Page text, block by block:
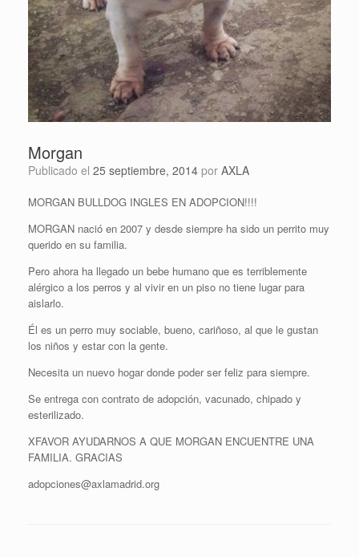
Morgan
Publicado el 25 septiembre, 2014 por AXLA
MORGAN BULLDOG INGLES EN ADOPCION!!!!
MORGAN nació en 2007 y desde siempre ha sido un perrito muy
querido en su familia.
Pero ahora ha llegado un bebe humano que es terriblemente
alérgico a los perros y al vivir en un piso no tiene lugar para
aislarlo.
Él es un perro muy sociable, bueno, cariñoso, al que le gustan
los niños y estar con la gente.
Necesita un nuevo hogar donde poder ser feliz para siempre.
Se entrega con contrato de adopción, vacunado, chipado y
esterilizado.
XFAVOR AYUDARNOS A QUE MORGAN ENCUENTRE UNA
FAMILIA. GRACIAS
adopciones@axlamadrid.org